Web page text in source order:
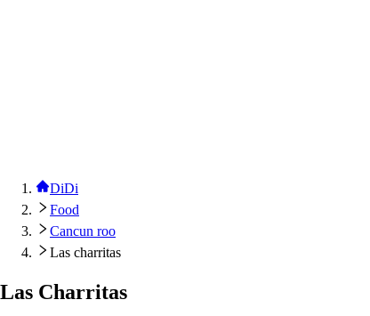
DiDi
Food
Cancun roo
Las charritas
Las Charritas